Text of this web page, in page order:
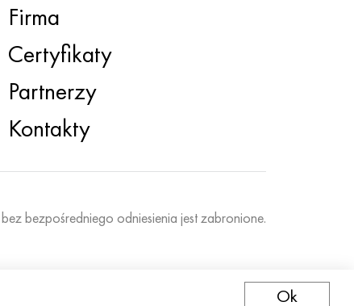
Firma
Certyfikaty
Partnerzy
Kontakty
bezpośredniego odniesienia jest zabronione.
Ok